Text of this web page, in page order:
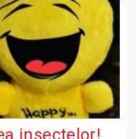
insectelor!